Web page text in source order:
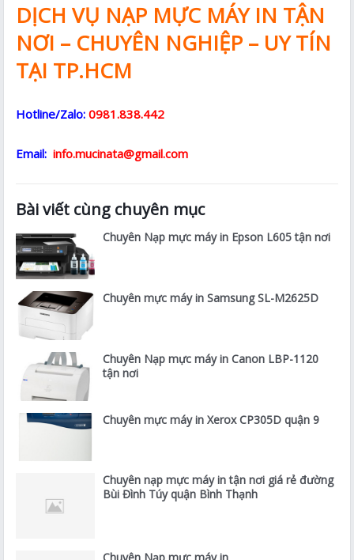
DỊCH VỤ NẠP MỰC MÁY IN TẬN
NƠI – CHUYÊN NGHIỆP – UY TÍN
TẠI TP.HCM
Hotline/Zalo: 0981.838.442
Email: info.mucinata@gmail.com
Bài viết cùng chuyên mục
Chuyên Nạp mực máy in Epson L605 tận nơi
Chuyên mực máy in Samsung SL-M2625D
Chuyên Nạp mực máy in Canon LBP-1120
tận nơi
Chuyên mực máy in Xerox CP305D quận 9
Chuyên nạp mực máy in tận nơi giá rẻ đường
Bùi Đình Túy quận Bình Thạnh